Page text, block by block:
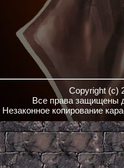
Copyright (c)
Все права защищены
Незаконное копирование